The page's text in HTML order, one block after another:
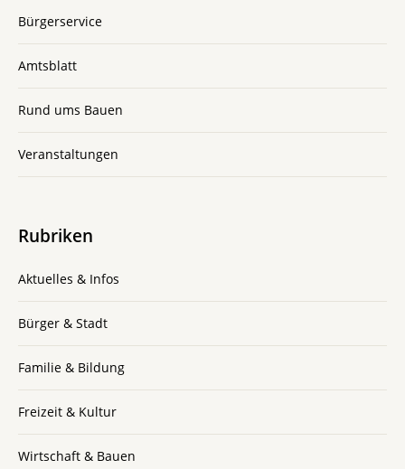
Bürgerservice
Amtsblatt
Rund ums Bauen
Veranstaltungen
Rubriken
Aktuelles & Infos
Bürger & Stadt
Familie & Bildung
Freizeit & Kultur
Wirtschaft & Bauen